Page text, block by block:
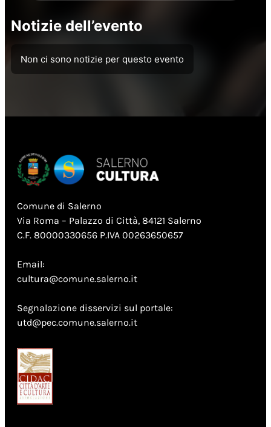
Notizie dell’evento
Non ci sono notizie per questo evento
Comune di Salerno
Via Roma – Palazzo di Città, 84121 Salerno
C.F. 80000330656 P.IVA 00263650657
Email:
cultura@comune.salerno.it
Segnalazione disservizi sul portale:
utd@pec.comune.salerno.it